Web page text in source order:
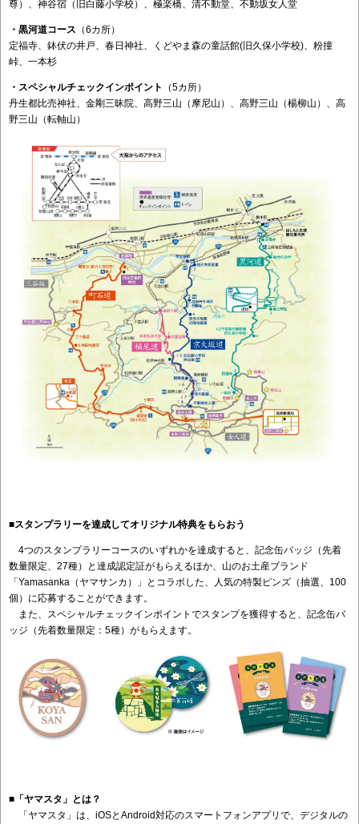
尊）、神谷宿（旧白藤小学校）、極楽橋、清不動堂、不動坂女人堂
・黒河道コース （6カ所）
定福寺、鉢伏の井戸、春日神社、くどやま森の童話館(旧久保小学校)、粉撞
峠、一本杉
・スペシャルチェックインポイント
（5カ所）
丹生都比売神社、金剛三昧院、高野三山（摩尼山）、高野三山（楊柳山）、高
野三山（転軸山）
■スタンプラリーを達成してオリジナル特典をもらおう
4つのスタンプラリーコースのいずれかを達成すると、記念缶バッジ（先着
数量限定、27種）と達成認定証がもらえるほか、山のお土産ブランド
「Yamasanka（ヤマサンカ）」とコラボした、人気の特製ピンズ（抽選、100
個）に応募することができます。
また、スペシャルチェックインポイントでスタンプを獲得すると、記念缶バ
ッジ（先着数量限定：5種）がもらえます。
■「ヤマスタ」とは？
「ヤマスタ」は、iOSとAndroid対応のスマートフォンアプリで、デジタルの